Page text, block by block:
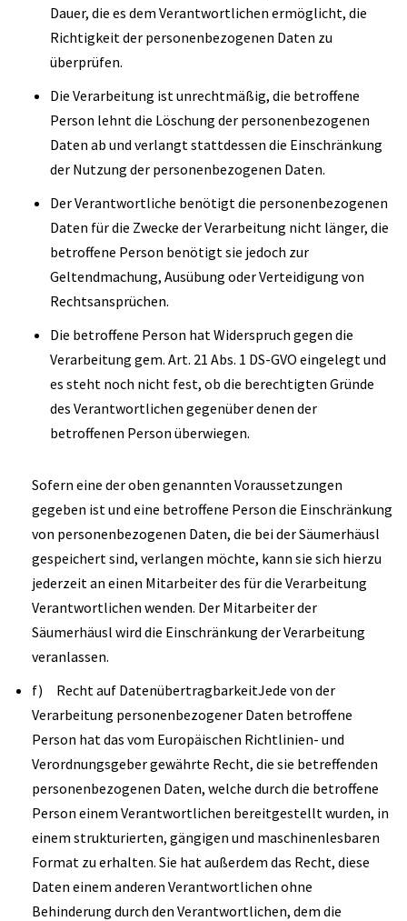
Dauer, die es dem Verantwortlichen ermöglicht, die
Richtigkeit der personenbezogenen Daten zu
überprüfen.
Die Verarbeitung ist unrechtmäßig, die betroffene
Person lehnt die Löschung der personenbezogenen
Daten ab und verlangt stattdessen die Einschränkung
der Nutzung der personenbezogenen Daten.
Der Verantwortliche benötigt die personenbezogenen
Daten für die Zwecke der Verarbeitung nicht länger, die
betroffene Person benötigt sie jedoch zur
Geltendmachung, Ausübung oder Verteidigung von
Rechtsansprüchen.
Die betroffene Person hat Widerspruch gegen die
Verarbeitung gem. Art. 21 Abs. 1 DS-GVO eingelegt und
es steht noch nicht fest, ob die berechtigten Gründe
des Verantwortlichen gegenüber denen der
betroffenen Person überwiegen.
Sofern eine der oben genannten Voraussetzungen
gegeben ist und eine betroffene Person die Einschränkung
von personenbezogenen Daten, die bei der Säumerhäusl
gespeichert sind, verlangen möchte, kann sie sich hierzu
jederzeit an einen Mitarbeiter des für die Verarbeitung
Verantwortlichen wenden. Der Mitarbeiter der
Säumerhäusl wird die Einschränkung der Verarbeitung
veranlassen.
f) Recht auf DatenübertragbarkeitJede von der
Verarbeitung personenbezogener Daten betroffene
Person hat das vom Europäischen Richtlinien- und
Verordnungsgeber gewährte Recht, die sie betreffenden
personenbezogenen Daten, welche durch die betroffene
Person einem Verantwortlichen bereitgestellt wurden, in
einem strukturierten, gängigen und maschinenlesbaren
Format zu erhalten. Sie hat außerdem das Recht, diese
Daten einem anderen Verantwortlichen ohne
Behinderung durch den Verantwortlichen, dem die